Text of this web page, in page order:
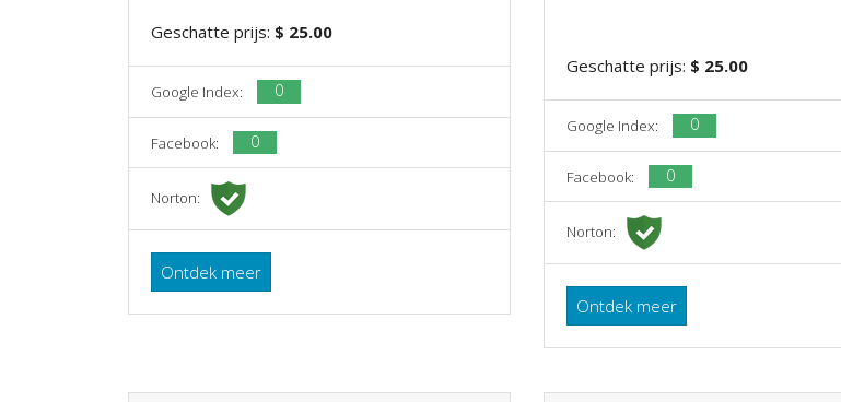
Geschatte prijs: $ 25.00
Google Index: 0
Facebook: 0
Norton:
Ontdek meer
Geschatte prijs: $ 25.00
Google Index: 0
Facebook: 0
Norton:
Ontdek meer